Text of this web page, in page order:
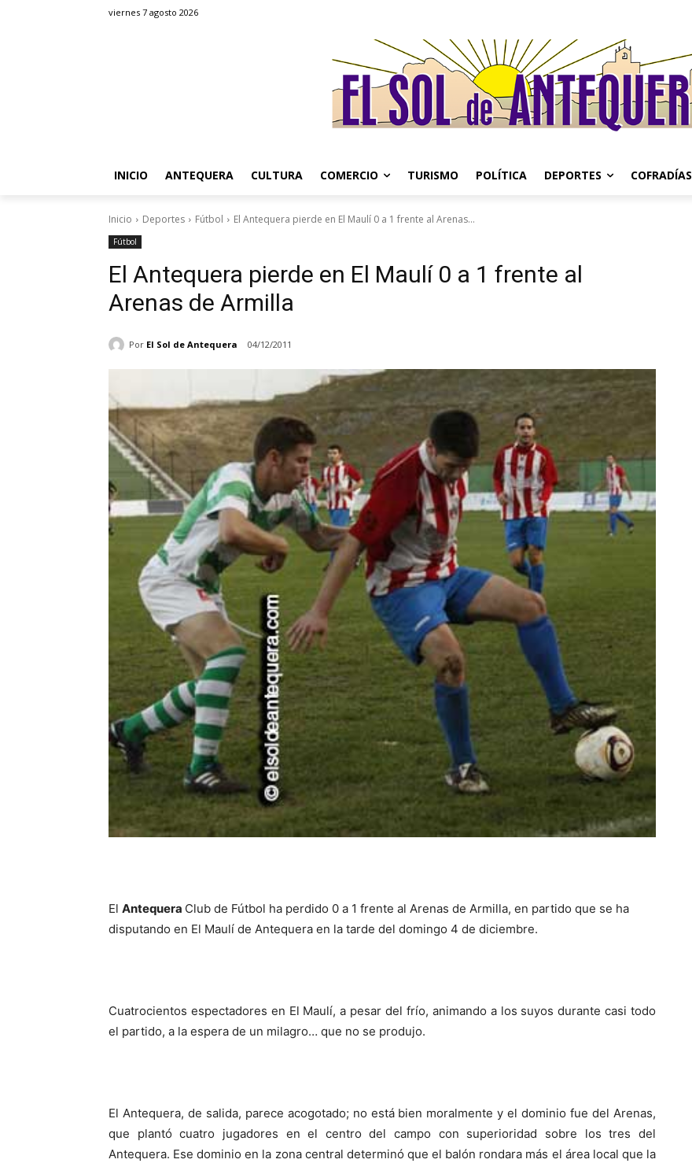
viernes 7 agosto 2026
INICIO ANTEQUERA CULTURA COMERCIO TURISMO POLÍTICA DEPORTES COFRADÍAS
Inicio Deportes Fútbol El Antequera pierde en El Maulí 0 a 1 frente al Arenas...
Fútbol
El Antequera pierde en El Maulí 0 a 1 frente al
Arenas de Armilla
Por El Sol de Antequera 04/12/2011
El Antequera Club de Fútbol ha perdido 0 a 1 frente al Arenas de Armilla, en partido que se ha
disputando en El Maulí de Antequera en la tarde del domingo 4 de diciembre.
Cuatrocientos espectadores en El Maulí, a pesar del frío, animando a los suyos durante casi todo
el partido, a la espera de un milagro… que no se produjo.
El Antequera, de salida, parece acogotado; no está bien moralmente y el dominio fue del Arenas,
que plantó cuatro jugadores en el centro del campo con superioridad sobre los tres del
Antequera. Ese dominio en la zona central determinó que el balón rondara más el área local que la